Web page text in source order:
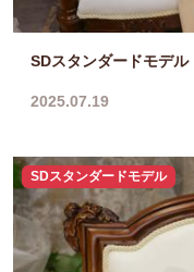
SDスタンダードモデ
2025.07.19
SDスタンダードモデル